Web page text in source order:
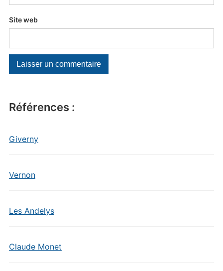
Références :
Giverny
Vernon
Les Andelys
Claude Monet
Site web